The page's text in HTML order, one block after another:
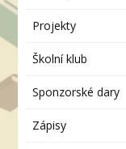
Projekty
Školní klub
Sponzorské dary
Zápisy